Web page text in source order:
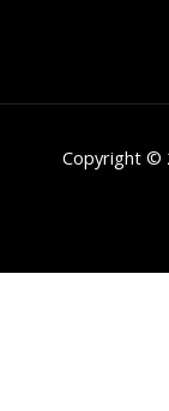
Copyright ©